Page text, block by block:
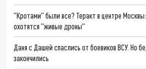
"Кротами" были все? Теракт в центре
охотятся "живые дроны"
Даня с Дашей спаслись от боевиков ВСУ. Но
закончились